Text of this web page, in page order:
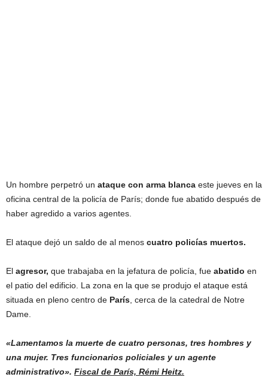
Un hombre perpetró un ataque con arma blanca este jueves en la
oficina central de la policía de París; donde fue abatido después de
haber agredido a varios agentes.
El ataque dejó un saldo de al menos cuatro policías muertos.
El agresor, que trabajaba en la jefatura de policía, fue abatido en
el patio del edificio. La zona en la que se produjo el ataque está
situada en pleno centro de París , cerca de la catedral de Notre
Dame.
«Lamentamos la muerte de cuatro personas, tres hombres y
una mujer. Tres funcionarios policiales y un agente
administrativo». Fiscal de París, Rémi Heitz.